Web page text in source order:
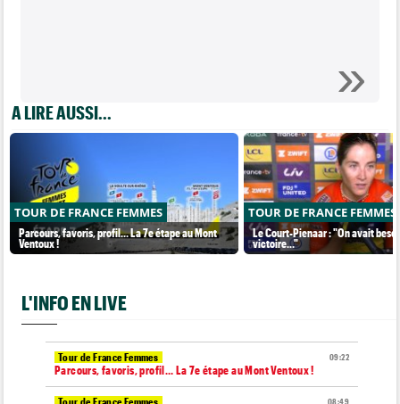
A LIRE AUSSI...
TOUR DE FRANCE FEMMES
Parcours, favoris, profil… La 7e étape au Mont
Ventoux !
TOUR DE FRANCE FEMMES
Le Court-Pienaar : "On avait
victoire..."
L'INFO EN LIVE
09:22
Tour de France Femmes
Parcours, favoris, profil… La 7e étape au Mont Ventoux !